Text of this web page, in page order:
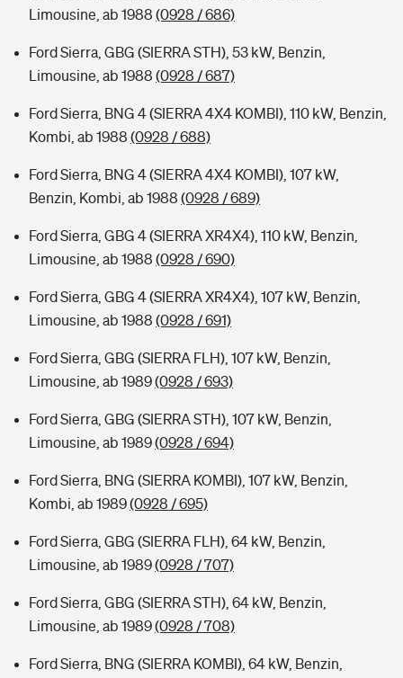
Limousine, ab 1988 (0928 / 686)
Ford Sierra, GBG (SIERRA STH), 53 kW, Benzin,
Limousine, ab 1988 (0928 / 687)
Ford Sierra, BNG 4 (SIERRA 4X4 KOMBI), 110 kW, Benzin,
Kombi, ab 1988 (0928 / 688)
Ford Sierra, BNG 4 (SIERRA 4X4 KOMBI), 107 kW,
Benzin, Kombi, ab 1988 (0928 / 689)
Ford Sierra, GBG 4 (SIERRA XR4X4), 110 kW, Benzin,
Limousine, ab 1988 (0928 / 690)
Ford Sierra, GBG 4 (SIERRA XR4X4), 107 kW, Benzin,
Limousine, ab 1988 (0928 / 691)
Ford Sierra, GBG (SIERRA FLH), 107 kW, Benzin,
Limousine, ab 1989(0928 / 693)
Ford Sierra, GBG (SIERRA STH), 107 kW, Benzin,
Limousine, ab 1989(0928 / 694)
Ford Sierra, BNG (SIERRA KOMBI), 107 kW, Benzin,
Kombi, ab 1989(0928 / 695)
Ford Sierra, GBG (SIERRA FLH), 64 kW, Benzin,
Limousine, ab 1989(0928 / 707)
Ford Sierra, GBG (SIERRA STH), 64 kW, Benzin,
Limousine, ab 1989(0928 / 708)
Ford Sierra, BNG (SIERRA KOMBI), 64 kW, Benzin,